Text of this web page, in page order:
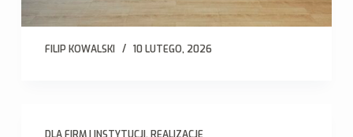
FILIP KOWALSKI 10 LUTEGO, 2026
DLA FIRM I INSTYTUCJI, REALIZACJE